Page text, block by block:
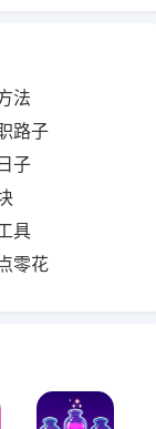
法
路子
子
具
零花